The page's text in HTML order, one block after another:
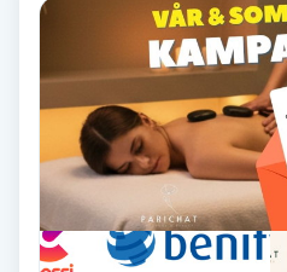
Gua Sha-massage
Hatha Yoga